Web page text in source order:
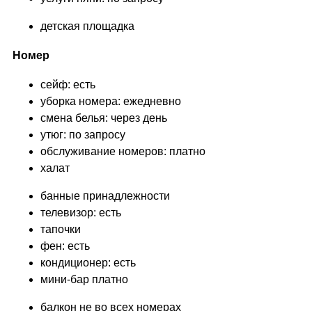
детская площадка
Номер
сейф: есть
уборка номера: ежедневно
смена белья: через день
утюг: по запросу
обслуживание номеров: платно
халат
банные принадлежности
телевизор: есть
тапочки
фен: есть
кондиционер: есть
мини-бар платно
балкон не во всех номерах